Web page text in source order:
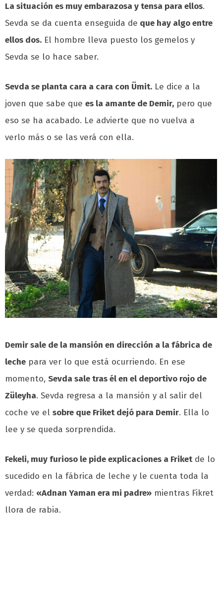
La situación es muy embarazosa y tensa para ellos.
Sevda se da cuenta enseguida de que hay algo entre
ellos dos. El hombre lleva puesto los gemelos y
Sevda se lo hace saber.
Sevda se planta cara a cara con Ümit. Le dice a la
joven que sabe que es la amante de Demir, pero que
eso se ha acabado. Le advierte que no vuelva a
verlo más o se las verá con ella.
Demir sale de la mansión en dirección a la fábrica de
leche para ver lo que está ocurriendo. En ese
momento, Sevda sale tras él en el deportivo rojo de
Züleyha. Sevda regresa a la mansión y al salir del
coche ve el sobre que Friket dejó para Demir. Ella lo
lee y se queda sorprendida.
Fekeli, muy furioso le pide explicaciones a Friketde lo
sucedido en la fábrica de leche y le cuenta toda la
verdad: «Adnan Yaman era mi padre» mientras Fikret
llora de rabia.